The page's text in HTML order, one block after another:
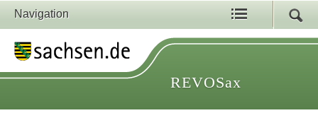
Navigation
REVOSax